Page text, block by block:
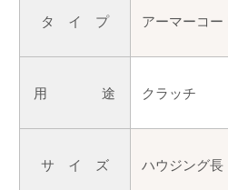
タ イ プ アーマーコー
用 途 クラッチ
サ イ ズ ハウジング長